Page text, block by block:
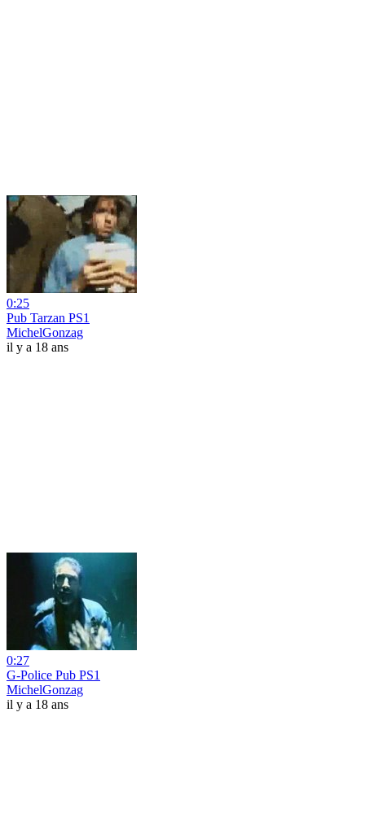
0:25
Pub Tarzan PS1
MichelGonzag
il y a 18 ans
0:27
G-Police Pub PS1
MichelGonzag
il y a 18 ans